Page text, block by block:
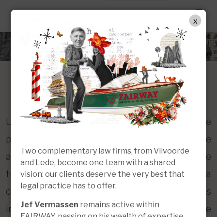
Droit de la circulation
Un excès de vitesse, une analyse de l'haleine
positive à l'alcool, un accident de la route
avec blessés ou une citation devant le
tribunal de police : les situations liées à la
circulation peuvent avoir des conséquences
importantes, tant sur le plan financier que
Two complementary law firms, from Vilvoorde
and Lede, become one team with a shared
vision: our clients deserve the very best that
legal practice has to offer.
Jef Vermassen remains active within
x